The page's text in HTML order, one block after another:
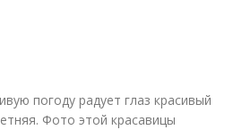
погоду радует глаз красивый
Фото этой красавицы